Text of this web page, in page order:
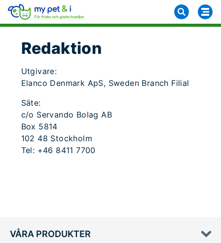
Redaktion
Utgivare:
Elanco Denmark ApS, Sweden Branch Filial
Säte:
c/o Servando Bolag AB
Box 5814
102 48 Stockholm
Tel: +46 8411 7700​
VÅRA PRODUKTER